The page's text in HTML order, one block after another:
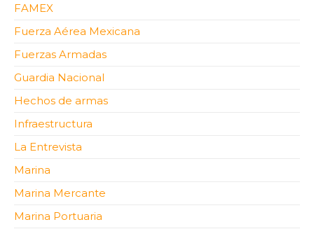
FAMEX
Fuerza Aérea Mexicana
Fuerzas Armadas
Guardia Nacional
Hechos de armas
Infraestructura
La Entrevista
Marina
Marina Mercante
Marina Portuaria